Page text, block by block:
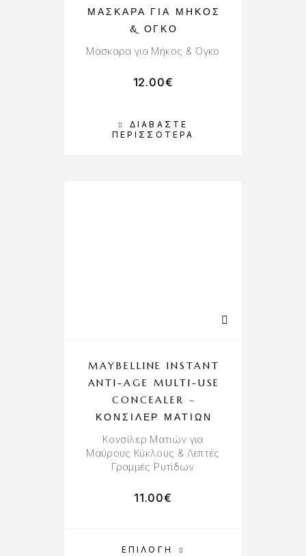
ΔΙΑΒΆΣΤΕ
ΠΕΡΙΣΣΌΤΕΡΑ
ΜΆΣΚΑΡΑ ΓΙΑ ΜΉΚΟΣ
& ΌΓΚΟ
Μάσκαρα για Μήκος & Όγκο
12.00€
ΕΠΙΛΟΓΉ
MAYBELLINE INSTANT
ANTI-AGE MULTI-USE
CONCEALER –
ΚΟΝΣΊΛΕΡ ΜΑΤΙΏΝ
Kονσίλερ Mατιών για
Μαύρους Κύκλους & Λεπτές
Γραμμές Ρυτίδων
11.00€